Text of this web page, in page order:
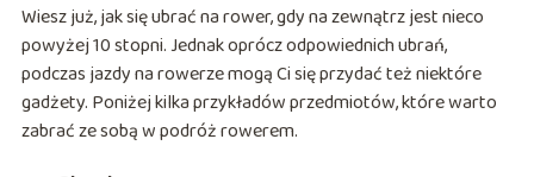
Wiesz już, jak się ubrać na rower, gdy na zewnątrz jest nieco
powyżej 10 stopni. Jednak oprócz odpowiednich ubrań,
podczas jazdy na rowerze mogą Ci się przydać też niektóre
gadżety. Poniżej kilka przykładów przedmiotów, które warto
zabrać ze sobą w podróż rowerem.